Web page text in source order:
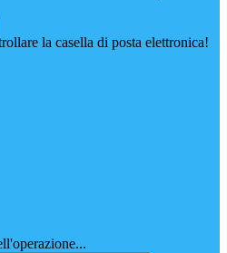
la casella di posta elettronica!